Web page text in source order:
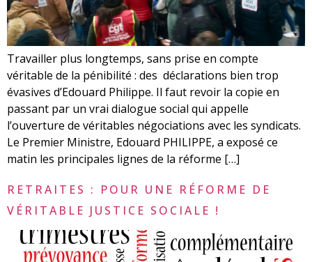
Travailler plus longtemps, sans prise en compte
véritable de la pénibilité : des déclarations bien trop
évasives d’Edouard Philippe. Il faut revoir la copie en
passant par un vrai dialogue social qui appelle
l’ouverture de véritables négociations avec les syndicats.
Le Premier Ministre, Edouard PHILIPPE, a exposé ce
matin les principales lignes de la réforme […]
RETRAITES : POUR UNE RÉFORME DE
VÉRITABLE JUSTICE SOCIALE !